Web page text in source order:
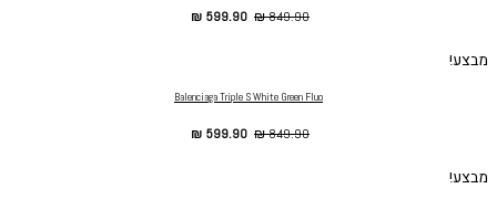
₪849.90
₪ 599.90
מבצע!
Balenciaga Triple S White Green Fluo
₪849.90
₪ 599.90
מבצע!